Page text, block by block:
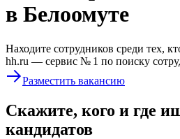
в Белоомуте
Находите сотрудников среди тех,
hh.ru — сервис № 1 по поиску
Разместить вакансию
Скажите, кого и где
кандидатов